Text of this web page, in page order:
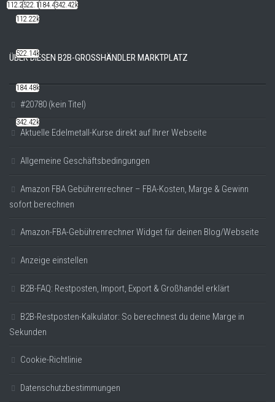
112.22k522.14k184.48k342.42k
ÜBER DIESEN B2B-GROSSHÄNDLER MARKTPLATZ
#20780 (kein Titel)
Aktuelle Edelmetall-Kurse direkt auf Ihrer Webseite
Allgemeine Geschäftsbedingungen
Amazon FBA Gebührenrechner – FBA-Kosten, Marge & Gewinn
sofort berechnen
Amazon-FBA-Gebührenrechner Widget für deinen Blog/Webseite
Anzeige einstellen
B2B-FAQ: Restposten, Import, Export & Großhandel erklärt
B2B-Restposten-Kalkulator: So berechnest du deine Marge in
Sekunden
Cookie-Richtlinie
Datenschutzbestimmungen
112.22k
522.14k
184.48k
342.42k